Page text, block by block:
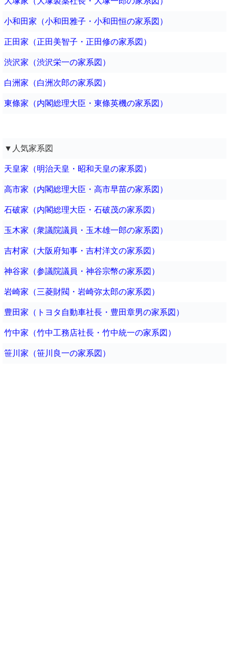
小和田家（小和田雅子・小和田恒の家系図）
正田家（正田美智子・正田修の家系図）
渋沢家（渋沢栄一の家系図）
白洲家（白洲次郎の家系図）
東條家（内閣総理大臣・東條英機の家系図）
▼人気家系図
天皇家（明治天皇・昭和天皇の家系図）
高市家（内閣総理大臣・高市早苗の家系図）
石破家（内閣総理大臣・石破茂の家系図）
玉木家（衆議院議員・玉木雄一郎の家系図）
吉村家（大阪府知事・吉村洋文の家系図）
神谷家（参議院議員・神谷宗幣の家系図）
岩崎家（三菱財閥・岩崎弥太郎の家系図）
豊田家（トヨタ自動車社長・豊田章男の家系図）
竹中家（竹中工務店社長・竹中統一の家系図）
笹川家（笹川良一の家系図）